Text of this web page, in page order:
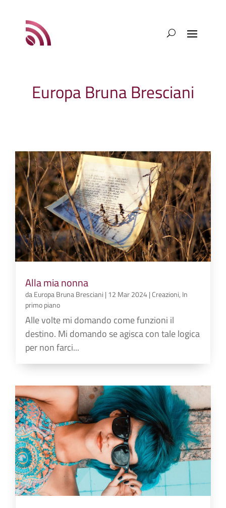
Europa Bruna Bresciani
Alla mia nonna
daEuropa Bruna Bresciani | 12 Mar 2024|Creazioni, In
primo piano
Alle volte mi domando come funzioni il
destino. Mi domando se agisca con tale logica
per non farci...